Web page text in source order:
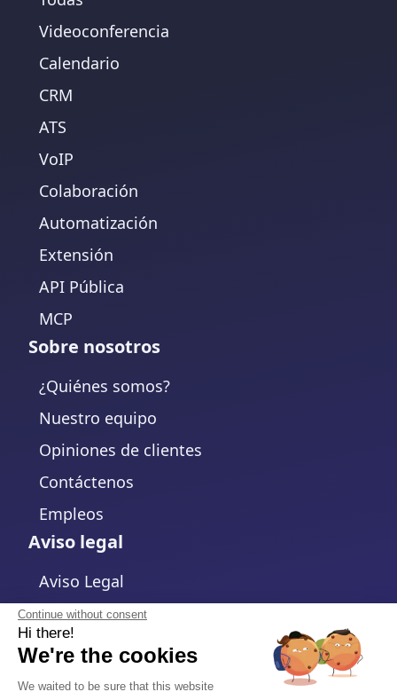
Continue without consent
Hi there!
We're the cookies
We waited to be sure that this website
Videoconferencia
Calendario
CRM
ATS
VoIP
Colaboración
Automatización
Extensión
API Pública
MCP
Sobre nosotros
¿Quiénes somos?
Nuestro equipo
Opiniones de clientes
Contáctenos
Empleos
Aviso legal
Aviso Legal
Política de Privacidad
Política de cookies
Cambiar la configuración de cookies